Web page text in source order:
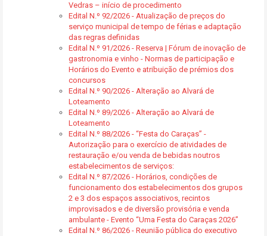
Vedras – início de procedimento
Edital N.º 92/2026 - Atualização de preços do
serviço municipal de tempo de férias e adaptação
das regras definidas
Edital N.º 91/2026 - Reserva | Fórum de inovação de
gastronomia e vinho - Normas de participação e
Horários do Evento e atribuição de prémios dos
concursos
Edital N.º 90/2026 - Alteração ao Alvará de
Loteamento
Edital N.º 89/2026 - Alteração ao Alvará de
Loteamento
Edital N.º 88/2026 - “Festa do Caraças” -
Autorização para o exercício de atividades de
restauração e/ou venda de bebidas noutros
estabelecimentos de serviços:
Edital N.º 87/2026 - Horários, condições de
funcionamento dos estabelecimentos dos grupos
2 e 3 dos espaços associativos, recintos
improvisados e de diversão provisória e venda
ambulante - Evento “Uma Festa do Caraças 2026”
Edital N.º 86/2026 - Reunião pública do executivo